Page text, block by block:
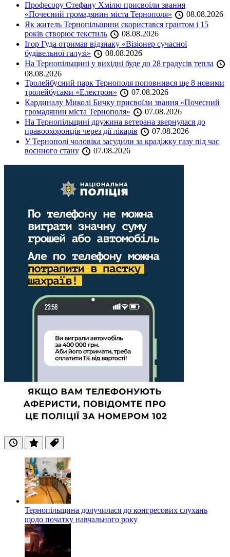
Професору Стефану Хмілю присвоїли звання
«Почесний громадянин міста Тернополя»
08.08.2026
Як житель Тернопільщини скористався грантом і 15
років створює текстиль
08.08.2026
Ігор Гуда отримав відзнаку «Візіонер сучасної
будівельної галузі»
08.08.2026
На Тернопільщині у вихідні буде до 28 градусів тепла
08.08.2026
Тролейбусний парк Тернополя поповнився ще 8 новими
тролейбусами «Електрон»
07.08.2026
Кардиналу Миколі Бичку присвоїли звання «Почесний
громадянин міста Тернополя»
07.08.2026
На Тернопільщині дружина ветерана звернулася до
правоохоронців через дії лікарів
07.08.2026
У Тернополі чоловіка засудили за крадіжку газу під час
воєнного стану
07.08.2026
ОстанніПопулярні
Теги
Тернопільщина долучилася до конгресових слухань
щодо початку навчального року